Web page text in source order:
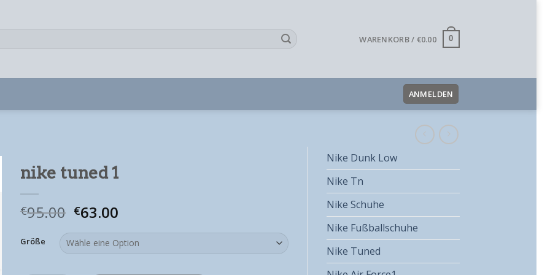
WARENKORB / €0.00 0
ANMELDEN
Nike Dunk Low
Nike Tn
Nike Schuhe
Nike Fußballschuhe
Nike Tuned
nike tuned 1
€95.00 €63.00
Größe